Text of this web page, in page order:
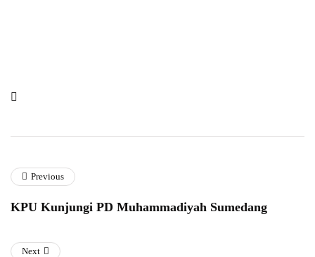
Previous
KPU Kunjungi PD Muhammadiyah Sumedang
Next